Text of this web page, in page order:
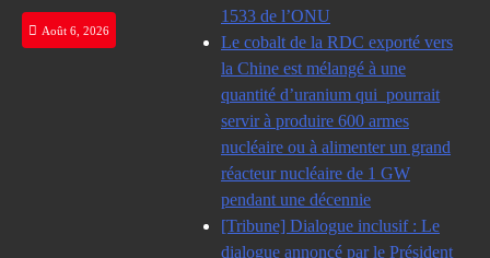
Août 6, 2026
1533 de l’ONU
Le cobalt de la RDC exporté vers
la Chine est mélangé à une
quantité d’uranium qui pourrait
servir à produire 600 armes
nucléaire ou à alimenter un grand
réacteur nucléaire de 1 GW
pendant une décennie
[Tribune] Dialogue inclusif : Le
dialogue annoncé par le Président